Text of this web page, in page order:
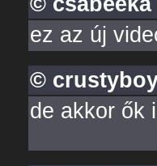
ez az új
©
de akkor ők